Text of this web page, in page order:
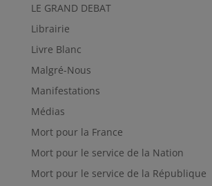
LE GRAND DEBAT
Librairie
Livre Blanc
Malgré-Nous
Manifestations
Médias
Mort pour la France
Mort pour le service de la Nation
Mort pour le service de la République